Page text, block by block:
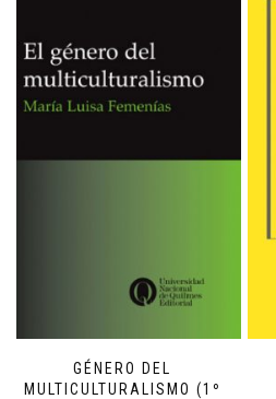
GÉNERO DEL
MULTICULTURALISMO (1º